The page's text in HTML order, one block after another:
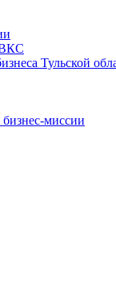
ВКС
Тульской
миссии